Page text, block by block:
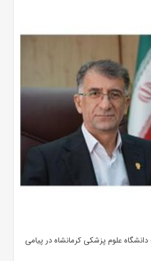
علوم پزشکی کرمانشاه در پیامی